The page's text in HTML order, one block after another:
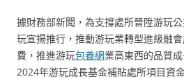
據財務部新聞，為支撐處所晉陞游玩
玩宣揚推行，推動游玩業轉型進級融
費，推進游玩包養網業高東西的品質
2024年游玩成長基金補貼處所項目資